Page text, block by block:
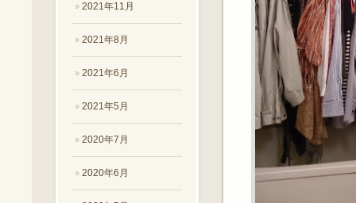
2021年11月
2021年8月
2021年6月
2021年5月
2020年7月
2020年6月